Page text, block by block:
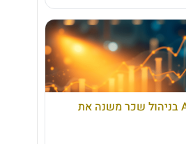
איך אינטגרציית AI בניהול שכר משנה את